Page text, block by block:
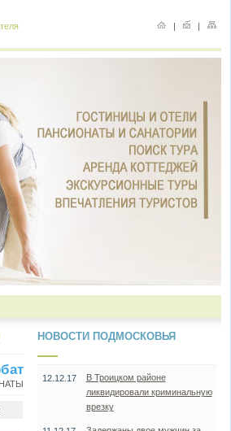
| |
НОВОСТИ ПОДМОСКОВЬЯ
12.12.17
В Троицком районе
ликвидировали криминальную
врезку